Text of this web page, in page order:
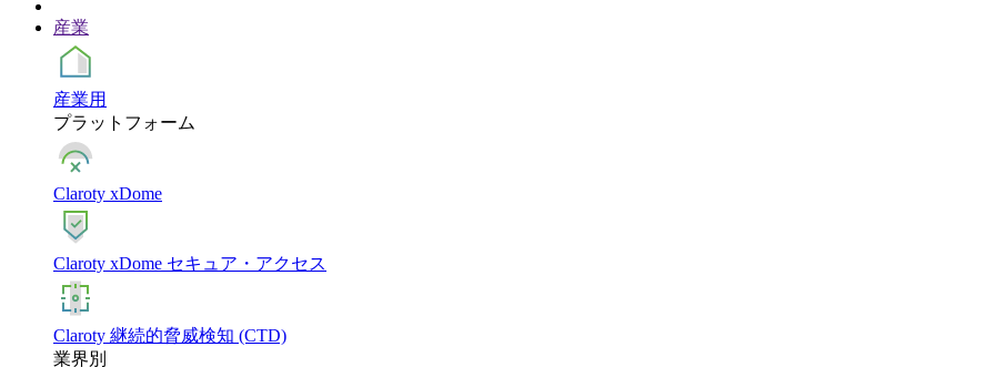
産業
産業用
プラットフォーム
Claroty xDome
Claroty xDome セキュア・アクセス
Claroty 継続的脅威検知 (CTD)
業界別